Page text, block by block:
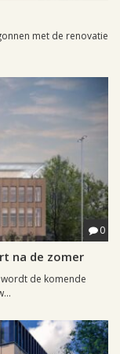
met de renovatie
0
na de zomer
de komende